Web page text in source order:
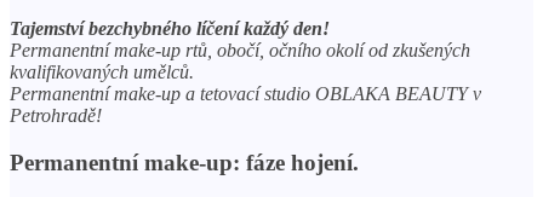
Tajemství bezchybného líčení každý den!
Permanentní make-up rtů, obočí, očního okolí od zkušených
kvalifikovaných umělců.
Permanentní make-up a tetovací studio OBLAKA BEAUTY v
Petrohradě!
Permanentní make-up: fáze hojení.